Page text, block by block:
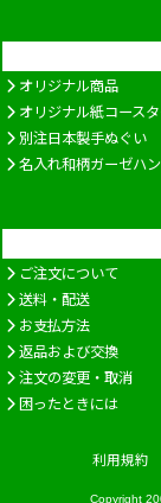
オリジナル商品
オリジナル紙コース
別注日本製手ぬぐい
名入れ和柄ガーゼハ
ご注文について
送料・配送
お支払方法
返品および交換
注文の変更・取消
困ったときには
利用規約
Copyright